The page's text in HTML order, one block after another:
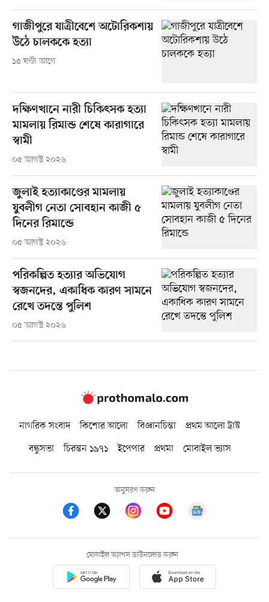
গাজীপুরে যাত্রীবেশে অটোরিকশায়
উঠে চালককে হত্যা
১৫ ঘণ্টা আগে
দক্ষিণখানে নারী চিকিৎসক হত্যা
মামলায় রিমান্ড শেষে কারাগারে
স্বামী
০৫ আগস্ট ২০২৬
জুলাই হত্যাকাণ্ডের মামলায়
যুবলীগ নেতা সোবহান কাজী ৫
দিনের রিমান্ডে
০৫ আগস্ট ২০২৬
পরিকল্পিত হত্যার অভিযোগ
স্বজনদের, একাধিক কারণ সামনে
রেখে তদন্তে পুলিশ
০৫ আগস্ট ২০২৬
নাগরিক সংবাদ কিশোর আলো বিজ্ঞানচিন্তা
প্রথম আলো ট্রাস্ট
বন্ধুসভা
চিরন্তন ১৯৭১ ইপেপার প্রথমা মোবাইল ভ্যাস
অনুসরণ করুন
মোবাইল অ্যাপস ডাউনলোড করুন